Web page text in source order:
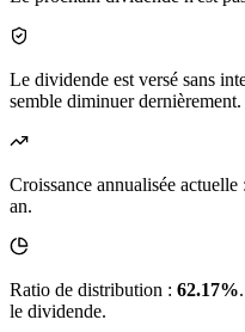
Le dividende est versé sans
semble diminuer dernièrement.
Croissance annualisée actuelle :
an.
Ratio de distribution : 62.17%
le dividende.